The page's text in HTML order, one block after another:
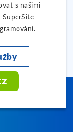
s našimi
SuperSite